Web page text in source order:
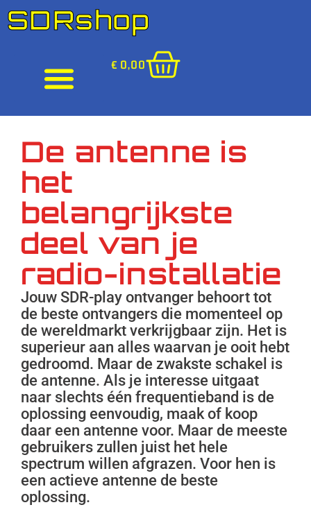
SDRshop
€ 0,00
De antenne is
het
belangrijkste
deel van je
radio-installatie
Jouw SDR-play ontvanger behoort tot
de beste ontvangers die momenteel op
de wereldmarkt verkrijgbaar zijn. Het is
superieur aan alles waarvan je ooit hebt
gedroomd. Maar de zwakste schakel is
de antenne. Als je interesse uitgaat
naar slechts één frequentieband is de
oplossing eenvoudig, maak of koop
daar een antenne voor. Maar de meeste
gebruikers zullen juist het hele
spectrum willen afgrazen. Voor hen is
een actieve antenne de beste
oplossing.